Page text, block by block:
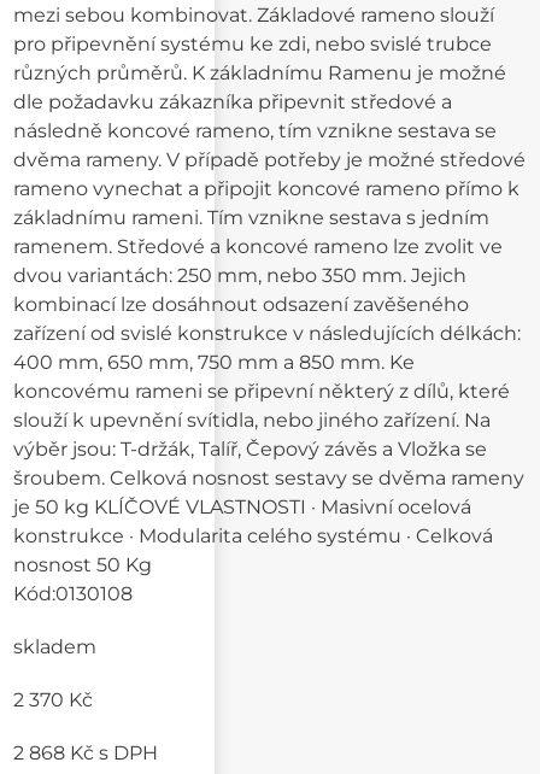
mezi sebou kombinovat. Základové rameno slouží
pro připevnění systému ke zdi, nebo svislé trubce
různých průměrů. K základnímu Ramenu je možné
dle požadavku zákazníka připevnit středové a
následně koncové rameno, tím vznikne sestava se
dvěma rameny. V případě potřeby je možné středové
rameno vynechat a připojit koncové rameno přímo k
základnímu rameni. Tím vznikne sestava s jedním
ramenem. Středové a koncové rameno lze zvolit ve
dvou variantách: 250 mm, nebo 350 mm. Jejich
kombinací lze dosáhnout odsazení zavěšeného
zařízení od svislé konstrukce v následujících délkách:
400 mm, 650 mm, 750 mm a 850 mm. Ke
koncovému rameni se připevní některý z dílů, které
slouží k upevnění svítidla, nebo jiného zařízení. Na
výběr jsou: T-držák, Talíř, Čepový závěs a Vložka se
šroubem. Celková nosnost sestavy se dvěma rameny
je 50 kg KLÍČOVÉ VLASTNOSTI · Masivní ocelová
konstrukce · Modularita celého systému · Celková
nosnost 50 Kg
Kód:0130108
skladem
2 370 Kč
2 868 Kčs DPH